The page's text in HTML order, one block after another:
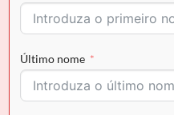
Envio grátis para Portugal
50€ e pagamento seguro
Último nome